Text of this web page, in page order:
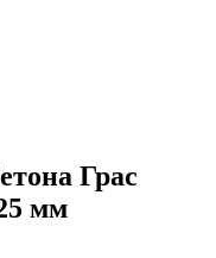
Грас
мм